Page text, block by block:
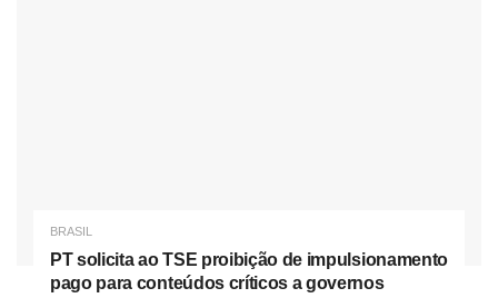
BRASIL
PT solicita ao TSE proibição de impulsionamento
pago para conteúdos críticos a governos